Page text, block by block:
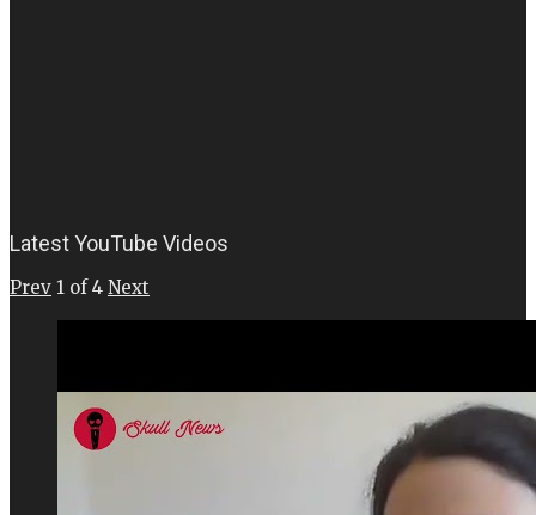
Latest YouTube Videos
Prev 1 of 4 Next